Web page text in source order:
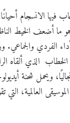
الانسجام
ما أضعف الخيط
الفردي والجماعي.
الذي ألقاه
ويحمل شحنة
العالمية، التي